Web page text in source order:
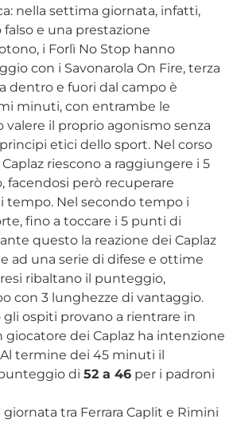
nella settima giornata, infatti,
falso e una prestazione
i Forlì No Stop hanno
con i Savonarola On Fire, terza
dentro e fuori dal campo è
minuti, con entrambe le
valere il proprio agonismo senza
etici dello sport. Nel corso
riescono a raggiungere i 5
facendosi però recuperare
tempo. Nel secondo tempo i
fino a toccare i 5 punti di
questo la reazione dei Caplaz
ad una serie di difese e ottime
ribaltano il punteggio,
con 3 lunghezze di vantaggio.
ospiti provano a rientrare in
giocatore dei Caplaz ha intenzione
termine dei 45 minuti il
di 52 a 46 per i padroni
tra Ferrara Caplit e Rimini